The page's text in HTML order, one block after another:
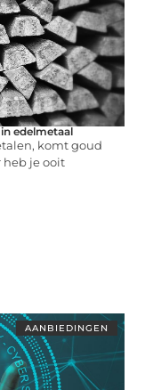
edelmetaal
komt goud
heb je ooit
AANBIEDINGEN